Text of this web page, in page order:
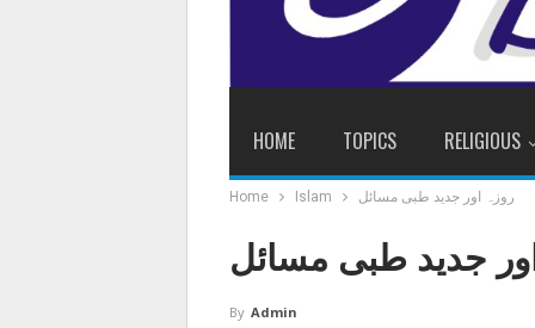
HOME TOPICS RELIGIOUS
Home Islam روزہ اور جدید طبی مسائل
جدید طبی مسائل
By Admin